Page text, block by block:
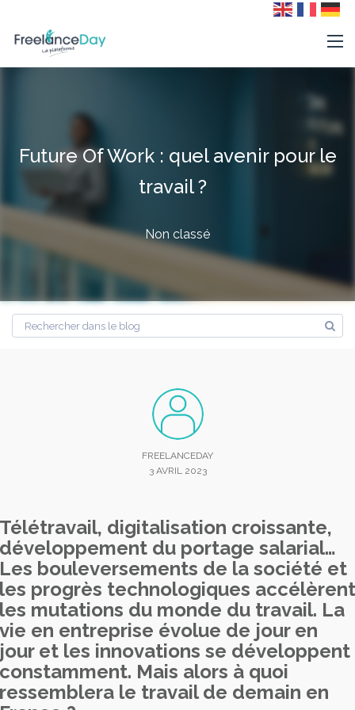
Future Of Work : quel avenir pour le
travail ?
Non classé
FREELANCEDAY
3 AVRIL 2023
Télétravail, digitalisation croissante,
développement du portage salarial…
Les bouleversements de la société et
les progrès technologiques accélèrent
les mutations du monde du travail. La
vie en entreprise évolue de jour en
jour et les innovations se développent
constamment. Mais alors à quoi
ressemblera le travail de demain en